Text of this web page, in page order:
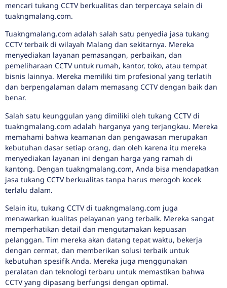
mencari tukang CCTV berkualitas dan terpercaya selain di
tuakngmalang.com.
Tuakngmalang.com adalah salah satu penyedia jasa tukang
CCTV terbaik di wilayah Malang dan sekitarnya. Mereka
menyediakan layanan pemasangan, perbaikan, dan
pemeliharaan CCTV untuk rumah, kantor, toko, atau tempat
bisnis lainnya. Mereka memiliki tim profesional yang terlatih
dan berpengalaman dalam memasang CCTV dengan baik dan
benar.
Salah satu keunggulan yang dimiliki oleh tukang CCTV di
tuakngmalang.com adalah harganya yang terjangkau. Mereka
memahami bahwa keamanan dan pengawasan merupakan
kebutuhan dasar setiap orang, dan oleh karena itu mereka
menyediakan layanan ini dengan harga yang ramah di
kantong. Dengan tuakngmalang.com, Anda bisa mendapatkan
jasa tukang CCTV berkualitas tanpa harus merogoh kocek
terlalu dalam.
Selain itu, tukang CCTV di tuakngmalang.com juga
menawarkan kualitas pelayanan yang terbaik. Mereka sangat
memperhatikan detail dan mengutamakan kepuasan
pelanggan. Tim mereka akan datang tepat waktu, bekerja
dengan cermat, dan memberikan solusi terbaik untuk
kebutuhan spesifik Anda. Mereka juga menggunakan
peralatan dan teknologi terbaru untuk memastikan bahwa
CCTV yang dipasang berfungsi dengan optimal.